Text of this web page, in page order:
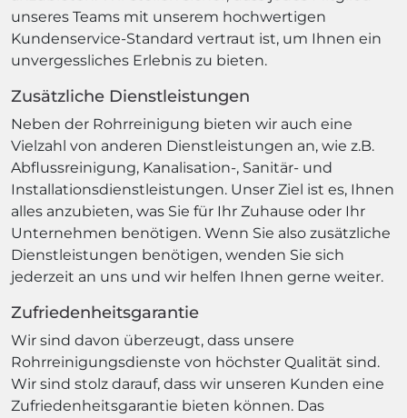
unseres Teams mit unserem hochwertigen
Kundenservice-Standard vertraut ist, um Ihnen ein
unvergessliches Erlebnis zu bieten.
Zusätzliche Dienstleistungen
Neben der Rohrreinigung bieten wir auch eine
Vielzahl von anderen Dienstleistungen an, wie z.B.
Abflussreinigung, Kanalisation-, Sanitär- und
Installationsdienstleistungen. Unser Ziel ist es, Ihnen
alles anzubieten, was Sie für Ihr Zuhause oder Ihr
Unternehmen benötigen. Wenn Sie also zusätzliche
Dienstleistungen benötigen, wenden Sie sich
jederzeit an uns und wir helfen Ihnen gerne weiter.
Zufriedenheitsgarantie
Wir sind davon überzeugt, dass unsere
Rohrreinigungsdienste von höchster Qualität sind.
Wir sind stolz darauf, dass wir unseren Kunden eine
Zufriedenheitsgarantie bieten können. Das